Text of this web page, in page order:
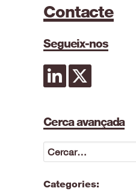
Contacte
Segueix-nos
Cerca avançada
Categories: